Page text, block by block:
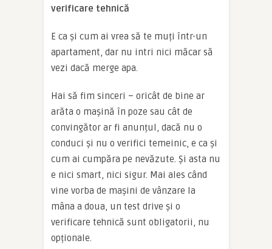
verificare tehnică
E ca și cum ai vrea să te muți într-un
apartament, dar nu intri nici măcar să
vezi dacă merge apa.
Hai să fim sinceri – oricât de bine ar
arăta o mașină în poze sau cât de
convingător ar fi anunțul, dacă nu o
conduci și nu o verifici temeinic, e ca și
cum ai cumpăra pe nevăzute. Și asta nu
e nici smart, nici sigur. Mai ales când
vine vorba de mașini de vânzare la
mâna a doua, un test drive și o
verificare tehnică sunt obligatorii, nu
opționale.